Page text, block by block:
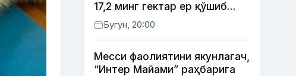
17,2 минг гектар ер қўшиб
берилади
Бугун, 20:00
Месси фаолиятини якунлагач,
“Интер Майами” раҳбарига